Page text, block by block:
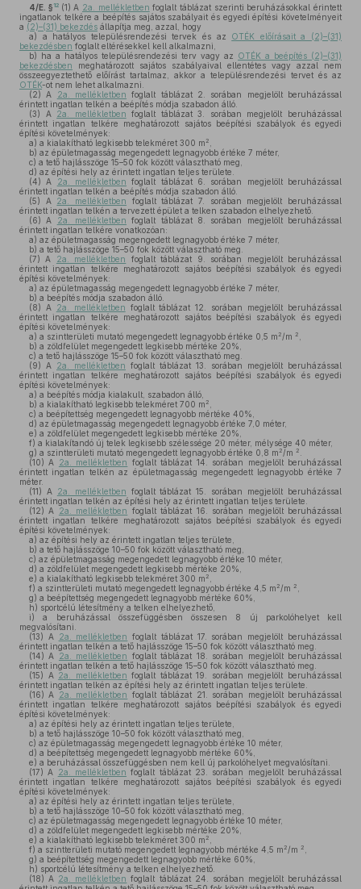
4/E. § 12 (1) A 2a. mellékletben foglalt táblázat szerinti beruházásokkal érintett
ingatlanok telkére a beépítés sajátos szabályait és egyedi építési követelményeit
a (2)–(31) bekezdés állapítja meg, azzal, hogy
a) a hatályos településrendezési tervek és az OTÉK előírásait a (2)–(31)
bekezdésben foglalt eltérésekkel kell alkalmazni,
b) ha a hatályos településrendezési terv vagy az OTÉK a beépítés (2)–(31)
bekezdésben meghatározott sajátos szabályaival ellentétes vagy azzal nem
összeegyeztethető előírást tartalmaz, akkor a településrendezési tervet és az
OTÉK-ot nem lehet alkalmazni.
(2) A 2a. mellékletben foglalt táblázat 2. sorában megjelölt beruházással
érintett ingatlan telkén a beépítés módja szabadon álló.
(3) A 2a. mellékletben foglalt táblázat 3. sorában megjelölt beruházással
érintett ingatlan telkére meghatározott sajátos beépítési szabályok és egyedi
építési követelmények:
a) a kialakítható legkisebb telekméret 300 m 2
b) az épületmagasság megengedett legnagyobb értéke 7 méter,
c) a tető hajlásszöge 15–50 fok között választható meg,
d) az építési hely az érintett ingatlan teljes területe.
(4) A 2a. mellékletben foglalt táblázat 6. sorában megjelölt beruházással
érintett ingatlan telkén a beépítés módja szabadon álló.
(5) A 2a. mellékletben foglalt táblázat 7. sorában megjelölt beruházással
érintett ingatlan telkén a tervezett épület a telken szabadon elhelyezhető.
(6) A 2a. mellékletben foglalt táblázat 8. sorában megjelölt beruházással
érintett ingatlan telkére vonatkozóan:
a) az épületmagasság megengedett legnagyobb értéke 7 méter,
b) a tető hajlásszöge 15–50 fok között választható meg.
(7) A 2a. mellékletben
foglalt táblázat 9. sorában megjelölt beruházással
érintett ingatlan telkére meghatározott sajátos beépítési szabályok és egyedi
építési követelmények:
a) az épületmagasság megengedett legnagyobb értéke 7 méter,
b) a beépítés módja szabadon álló.
(8) A 2a. mellékletben foglalt táblázat 12. sorában megjelölt beruházással
érintett ingatlan telkére meghatározott sajátos beépítési szabályok és egyedi
építési követelmények:
a) a szintterületi mutató megengedett legnagyobb értéke 0,5 m 2 /m 2
b) a zöldfelület megengedett legkisebb mértéke 20%,
c) a tető hajlásszöge 15–50 fok között választható meg.
(9) A 2a. mellékletben foglalt táblázat 13. sorában megjelölt beruházással
érintett ingatlan telkére meghatározott sajátos beépítési szabályok és egyedi
építési követelmények:
a) a beépítés módja kialakult, szabadon álló,
b) a kialakítható legkisebb telekméret 700 m 2
c) a beépítettség megengedett legnagyobb mértéke 40%,
d) az épületmagasság megengedett legnagyobb értéke 7,0 méter,
e) a zöldfelület megengedett legkisebb mértéke 20%,
f) a kialakítandó új telek legkisebb szélessége 20 méter, mélysége 40 méter,
g) a szintterületi mutató megengedett legnagyobb értéke 0,8 m 2 /m 2
(10) A 2a. mellékletben foglalt táblázat 14. sorában megjelölt beruházással
érintett ingatlan telkén az épületmagasság megengedett legnagyobb értéke 7
méter.
(11) A 2a. mellékletben foglalt táblázat 15. sorában megjelölt beruházással
érintett ingatlan telkén az építési hely az érintett ingatlan teljes területe.
(12) A 2a. mellékletben foglalt táblázat 16. sorában megjelölt beruházással
érintett ingatlan telkére meghatározott sajátos beépítési szabályok és egyedi
építési követelmények:
a) az építési hely az érintett ingatlan teljes területe,
b) a tető hajlásszöge 10–50 fok között választható meg,
c) az épületmagasság megengedett legnagyobb értéke 10 méter,
d) a zöldfelület megengedett legkisebb mértéke 20%,
e) a kialakítható legkisebb telekméret 300 m 2
f) a szintterületi mutató megengedett legnagyobb értéke 4,5 m 2 /m 2
g) a beépítettség megengedett legnagyobb mértéke 60%,
h) sportcélú létesítmény a telken elhelyezhető,
i) a beruházással összefüggésben összesen 8 új parkolóhelyet kell
megvalósítani.
(13) A 2a. mellékletben foglalt táblázat 17. sorában megjelölt beruházással
érintett ingatlan telkén a tető hajlásszöge 15–50 fok között választható meg.
(14) A 2a. mellékletben foglalt táblázat 18. sorában megjelölt beruházással
érintett ingatlan telkén a tető hajlásszöge 15–50 fok között választható meg.
(15) A 2a. mellékletben foglalt táblázat 19. sorában megjelölt beruházással
érintett ingatlan telkén az építési hely az érintett ingatlan teljes területe.
(16) A 2a. mellékletben foglalt táblázat 21. sorában megjelölt beruházással
érintett ingatlan telkére meghatározott sajátos beépítési szabályok és egyedi
építési követelmények:
a) az építési hely az érintett ingatlan teljes területe,
b) a tető hajlásszöge 10–50 fok között választható meg,
c) az épületmagasság megengedett legnagyobb értéke 10 méter,
d) a beépítettség megengedett legnagyobb mértéke 60%,
e) a beruházással összefüggésben nem kell új parkolóhelyet megvalósítani.
(17) A 2a. mellékletben foglalt táblázat 23. sorában megjelölt beruházással
érintett ingatlan telkére meghatározott sajátos beépítési szabályok és egyedi
építési követelmények:
a) az építési hely az érintett ingatlan teljes területe,
b) a tető hajlásszöge 10–50 fok között választható meg,
c) az épületmagasság megengedett legnagyobb értéke 10 méter,
d) a zöldfelület megengedett legkisebb mértéke 20%,
e) a kialakítható legkisebb telekméret 300 m 2
f) a szintterületi mutató megengedett legnagyobb mértéke 4,5 m 2 /m 2
g) a beépítettség megengedett legnagyobb mértéke 60%,
h) sportcélú létesítmény a telken elhelyezhető.
(18) A 2a. mellékletben foglalt táblázat 24. sorában megjelölt beruházással